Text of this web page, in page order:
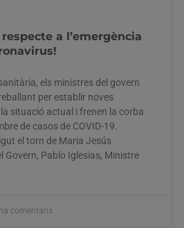
respecte a l’emergència
els ministres del govern
per establir noves
la situació actual i frenen la corba
de casos de COVID-19.
el torn de Maria Jesús
Govern, Pablo Iglesias, Ministre
comentaris